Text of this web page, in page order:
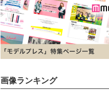
画像ランキング